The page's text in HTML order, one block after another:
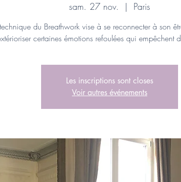
sam. 27 nov.
  |
Paris
du Breathwork vise à se reconnecter à son
certaines émotions refoulées qui empêchent
Les inscriptions sont closes
Voir autres événements